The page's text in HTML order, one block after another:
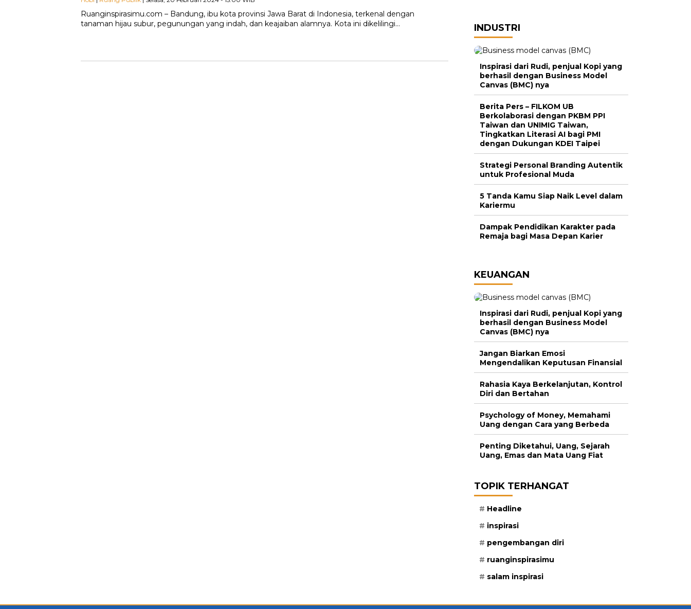
Ruanginspirasimu.com – Bandung, ibu kota provinsi Jawa Barat di Indonesia, terkenal dengan
tanaman hijau subur, pegunungan yang indah, dan keajaiban alamnya. Kota ini dikelilingi…
INDUSTRI
Inspirasi dari Rudi, penjual Kopi yang
berhasil dengan Business Model
Canvas (BMC) nya
Berita Pers – FILKOM UB
Berkolaborasi dengan PKBM PPI
Taiwan dan UNIMIG Taiwan,
Tingkatkan Literasi AI bagi PMI
dengan Dukungan KDEI Taipei
Strategi Personal Branding Autentik
untuk Profesional Muda
5 Tanda Kamu Siap Naik Level dalam
Kariermu
Dampak Pendidikan Karakter pada
Remaja bagi Masa Depan Karier
KEUANGAN
Inspirasi dari Rudi, penjual Kopi yang
berhasil dengan Business Model
Canvas (BMC) nya
Jangan Biarkan Emosi
Mengendalikan Keputusan Finansial
Rahasia Kaya Berkelanjutan, Kontrol
Diri dan Bertahan
Psychology of Money, Memahami
Uang dengan Cara yang Berbeda
Penting Diketahui, Uang, Sejarah
Uang, Emas dan Mata Uang Fiat
TOPIK TERHANGAT
Headline
inspirasi
pengembangan diri
ruanginspirasimu
salam inspirasi